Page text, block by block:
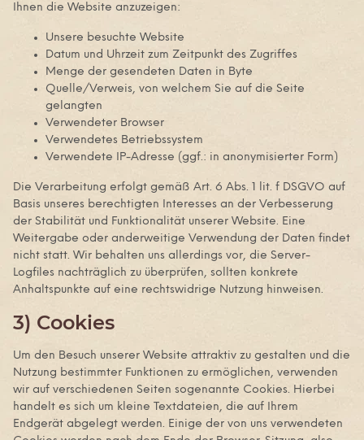
Ihnen die Website anzuzeigen:
Unsere besuchte Website
Datum und Uhrzeit zum Zeitpunkt des Zugriffes
Menge der gesendeten Daten in Byte
Quelle/Verweis, von welchem Sie auf die Seite
gelangten
Verwendeter Browser
Verwendetes Betriebssystem
Verwendete IP-Adresse (ggf.: in anonymisierter Form)
Die Verarbeitung erfolgt gemäß Art. 6 Abs. 1 lit. f DSGVO auf
Basis unseres berechtigten Interesses an der Verbesserung
der Stabilität und Funktionalität unserer Website. Eine
Weitergabe oder anderweitige Verwendung der Daten findet
nicht statt. Wir behalten uns allerdings vor, die Server-
Logfiles nachträglich zu überprüfen, sollten konkrete
Anhaltspunkte auf eine rechtswidrige Nutzung hinweisen.
3) Cookies
Um den Besuch unserer Website attraktiv zu gestalten und die
Nutzung bestimmter Funktionen zu ermöglichen, verwenden
wir auf verschiedenen Seiten sogenannte Cookies. Hierbei
handelt es sich um kleine Textdateien, die auf Ihrem
Endgerät abgelegt werden. Einige der von uns verwendeten